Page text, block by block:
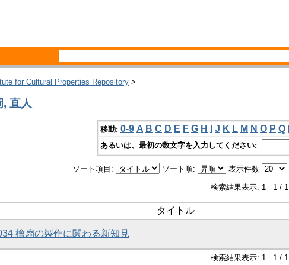
for Cultural Properties Repository >
直人
移動: 0-9 A B C D E F G H J K L M N O P Q
あるいは、最初の数文字を入力してください:
ソート項目: ソート順: 表示件数
検索結果表示: 1 - 1 / 1
タイトル
檜扇の製作に関わる新知見
検索結果表示: 1 - 1 / 1